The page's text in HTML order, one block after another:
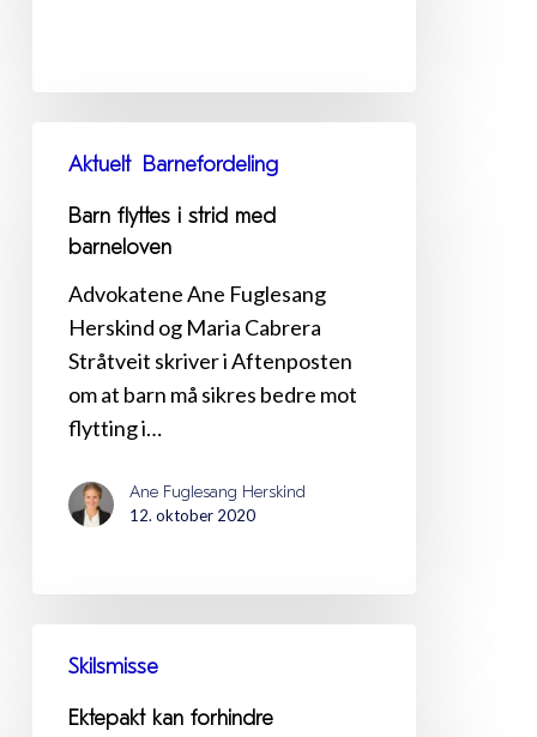
flyttes
strid
barneloven
Aktuelt Barnefordeling
Barn flyttes i strid med
barneloven
Advokatene Ane Fuglesang
Herskind og Maria Cabrera
Stråtveit skriver i Aftenposten
om at barn må sikres bedre mot
flytting i…
Ane Fuglesang Herskind
12. oktober 2020
forhindre
Skilsmisse
Ektepakt kan forhindre